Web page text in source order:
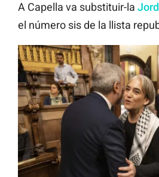
A Capella va substituir-la
el número sis de la llista